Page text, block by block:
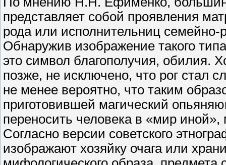
представляет собой проявления
рода или исполнительниц семейно-
Обнаружив изображение такого
это символ благополучия, обилия.
позже, не исключено, что рог стал
не менее вероятно, что таким
приготовившей магический
переносить человека в «мир
Согласно версии советского
изображают хозяйку очага или